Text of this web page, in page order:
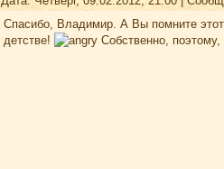
Спасибо, Владимир. А Вы помните этот
детстве!
Собственно,